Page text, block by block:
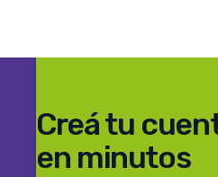
Creá tu
en minutos